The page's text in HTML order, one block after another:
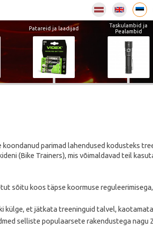
Patareid ja laadijad
Taskulambid ja
Pealambid
parimad lahendused kodusteks
(Bike Trainers), mis võimaldavad teil
sõitu koos täpse koormuse
külge, et jätkata treeninguid talvel,
selliste populaarsete rakendustega nagu